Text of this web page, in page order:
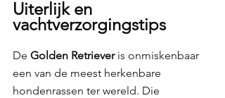
Uiterlijk en
vachtverzorgingstips
De Golden Retriever is onmiskenbaar
een van de meest herkenbare
hondenrassen ter wereld. Die